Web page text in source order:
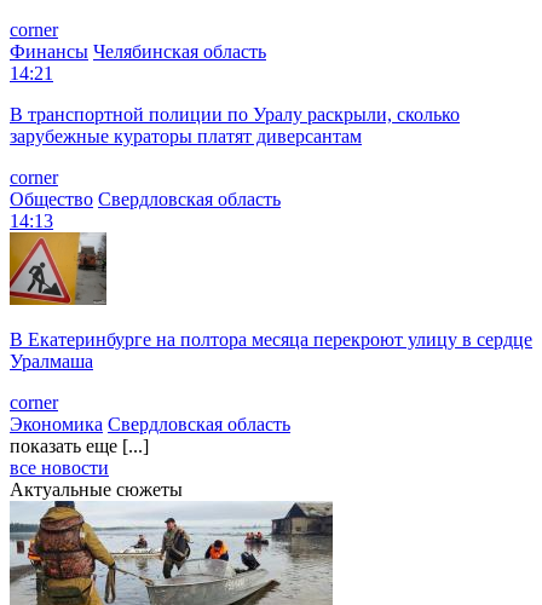
corner
Финансы Челябинская область
14:21
В транспортной полиции по Уралу раскрыли, сколько
зарубежные кураторы платят диверсантам
corner
Общество Свердловская область
14:13
В Екатеринбурге на полтора месяца перекроют улицу в сердце
Уралмаша
corner
Экономика Свердловская область
показать еще [...]
все новости
Актуальные сюжеты